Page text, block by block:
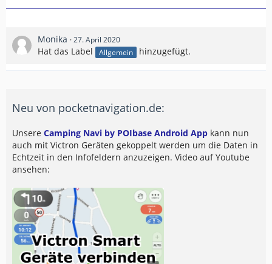
Monika 27. April 2020
Hat das Label Allgemein hinzugefügt.
Neu von pocketnavigation.de:
Unsere Camping Navi by POIbase Android App kann nun
auch mit Victron Geräten gekoppelt werden um die Daten in
Echtzeit in den Infofeldern anzuzeigen. Video auf Youtube
ansehen: